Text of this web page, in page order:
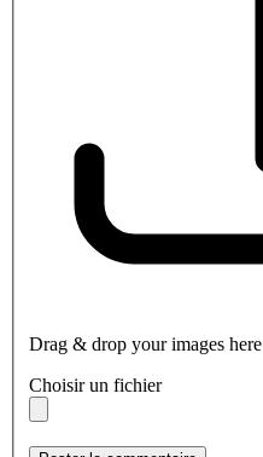
Drag & drop your images here
Choisir un fichier